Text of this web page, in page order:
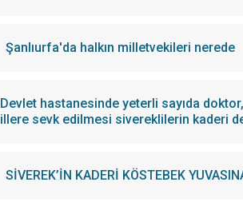
Şanlıurfa'da halkın milletvekileri nerede
Devlet hastanesinde yeterli sayıda
illere sevk edilmesi sivereklilerin kaderi
SİVEREK’İN KADERİ KÖSTEBEK